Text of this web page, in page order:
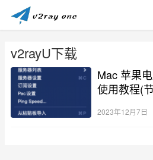
v2rayU下载
Mac 苹果
使用教程(
2023年12月7日